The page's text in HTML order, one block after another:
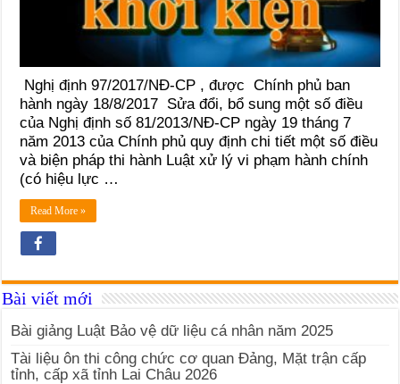
Nghị định 97/2017/NĐ-CP , được Chính phủ ban
hành ngày 18/8/2017 Sửa đổi, bổ sung một số điều
của Nghị định số 81/2013/NĐ-CP ngày 19 tháng 7
năm 2013 của Chính phủ quy định chi tiết một số điều
và biện pháp thi hành Luật xử lý vi phạm hành chính
(có hiệu lực …
Read More »
Bài viết mới
Bài giảng Luật Bảo vệ dữ liệu cá nhân năm 2025
Tài liệu ôn thi công chức cơ quan Đảng, Mặt trận cấp
tỉnh, cấp xã tỉnh Lai Châu 2026